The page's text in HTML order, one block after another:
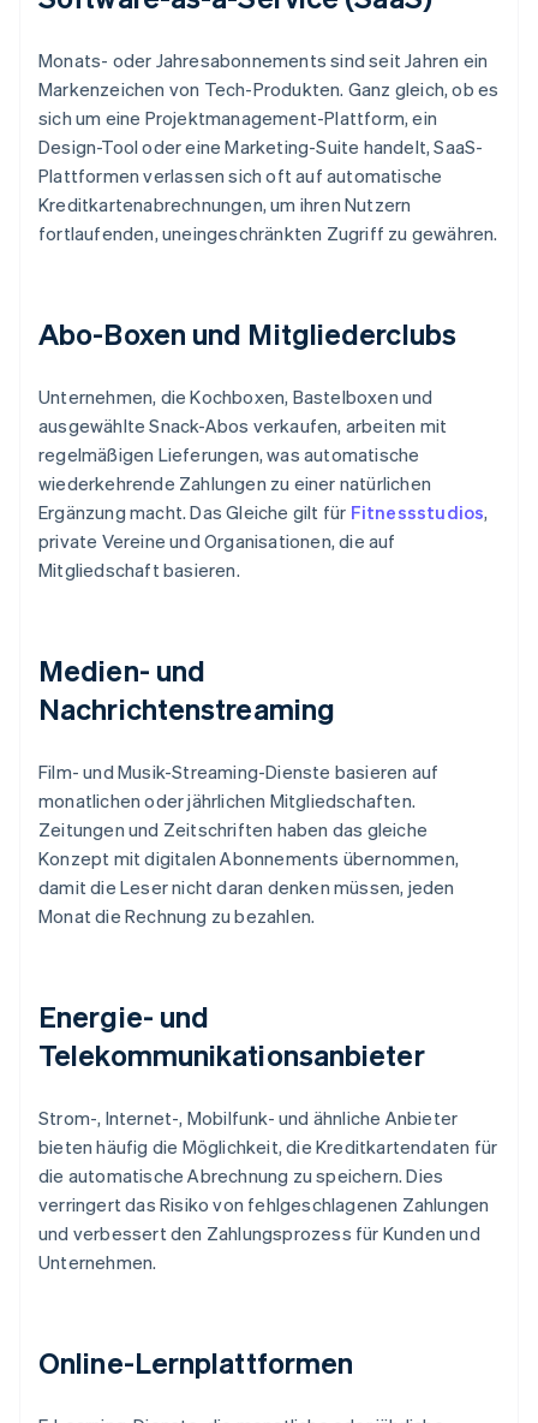
Monats- oder Jahresabonnements sind seit Jahren ein
Markenzeichen von Tech-Produkten. Ganz gleich, ob es
sich um eine Projektmanagement-Plattform, ein
Design-Tool oder eine Marketing-Suite handelt, SaaS-
Plattformen verlassen sich oft auf automatische
Kreditkartenabrechnungen, um ihren Nutzern
fortlaufenden, uneingeschränkten Zugriff zu gewähren.
Abo-Boxen und Mitgliederclubs
Unternehmen, die Kochboxen, Bastelboxen und
ausgewählte Snack-Abos verkaufen, arbeiten mit
regelmäßigen Lieferungen, was automatische
wiederkehrende Zahlungen zu einer natürlichen
Ergänzung macht. Das Gleiche gilt für Fitnessstudios,
private Vereine und Organisationen, die auf
Mitgliedschaft basieren.
Medien- und
Nachrichtenstreaming
Film- und Musik-Streaming-Dienste basieren auf
monatlichen oder jährlichen Mitgliedschaften.
Zeitungen und Zeitschriften haben das gleiche
Konzept mit digitalen Abonnements übernommen,
damit die Leser nicht daran denken müssen, jeden
Monat die Rechnung zu bezahlen.
Energie- und
Telekommunikationsanbieter
Strom-, Internet-, Mobilfunk- und ähnliche Anbieter
bieten häufig die Möglichkeit, die Kreditkartendaten für
die automatische Abrechnung zu speichern. Dies
verringert das Risiko von fehlgeschlagenen Zahlungen
und verbessert den Zahlungsprozess für Kunden und
Unternehmen.
Online-Lernplattformen